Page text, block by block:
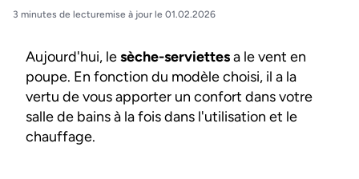
3 minutes de lecturemise à jour le 01.02.2026
Aujourd'hui, lesèche-serviettesa le vent en
poupe. En fonction du modèle choisi, il a la
vertu de vous apporter un confort dans votre
salle de bains à la fois dans l'utilisation et le
chauffage.